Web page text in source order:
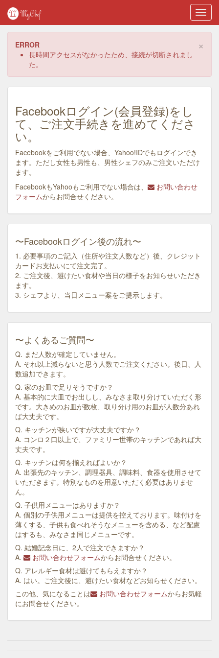
×
ERROR
長時間アクセスがなかったため、接続が切断されまし
た。
Facebookログイン(会員登録)をし
て、ご注文手続きを進めてくださ
い。
Facebookをご利用でない場合、Yahoo!IDでもログインでき
ます。ただし女性も男性も、男性シェフのみご注文いただけ
ます。
FacebookもYahooもご利用でない場合は、
お問い合わせ
フォームからお問合せください。
〜Facebookログイン後の流れ〜
1. 必要事項のご記入（住所や注文人数など）後、クレジット
カードお支払いにて注文完了。
2. ご注文後、避けたい食材や当日の様子をお知らせいただき
ます。
3. シェフより、当日メニュー案をご提示します。
〜よくあるご質問〜
Q. まだ人数が確定していません。
A. それ以上減らないと思う人数でご注文ください。後日、人
数追加できます。
Q. 家のお皿で足りそうですか？
A. 基本的に大皿でお出しし、みなさま取り分けていただく形
です。大きめのお皿が数枚、取り分け用のお皿が人数分あれ
ば大丈夫です。
Q. キッチンが狭いですが大丈夫ですか？
A. コンロ２口以上で、ファミリー世帯のキッチンであれば大
丈夫です。
Q. キッチンは何を揃えればよいか？
A. 出張先のキッチン、調理器具、調味料、食器を使用させて
いただきます。特別なものを用意いただく必要はありませ
ん。
Q. 子供用メニューはありますか？
A. 個別の子供用メニューは提供を控えております。味付けを
薄くする、子供も食べれそうなメニューを含める、など配慮
はするも、みなさま同じメニューです。
Q. 結婚記念日に、2人で注文できますか？
A.
お問い合わせフォームからお問合せください。
Q. アレルギー食材は避けてもらえますか？
A. はい。ご注文後に、避けたい食材などお知らせください。
この他、気になることは
お問い合わせフォームからお気軽
にお問合せください。